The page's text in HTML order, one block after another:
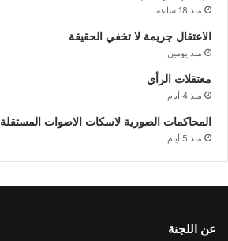
منذ 18 ساعة
الاعتقال جريمة لا تخفي الحقيقة
منذ يومين
معتقلات الرأي
منذ 4 أيام
المحاكمات الصورية لاسكات الاصوات المستقلة
منذ 5 أيام
عن اللجنة